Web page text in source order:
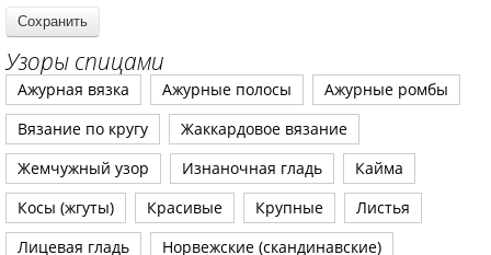
Узоры спицами
Ажурная вязка Ажурные полосы
Ажурные ромбы
Вязание по кругу
Жаккардовое вязание
Жемчужный узор
Изнаночная гладь
Кайма
Косы (жгуты)
Красивые Крупные
Листья
Лицевая гладь
Норвежские (скандинавские)